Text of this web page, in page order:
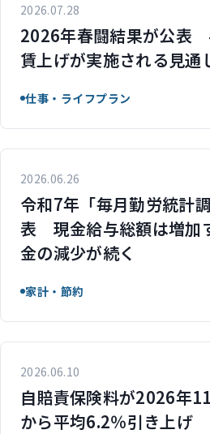
2026.07.28
2026年春闘結果が公表
賃上げが実施される見通
仕事・ライフプラン
2026.06.26
令和7年「毎月勤労統計
表 現金給与総額は増加
金の減少が続く
家計・節約
2026.06.10
自賠責保険料が2026年
から平均6.2％引き上げ